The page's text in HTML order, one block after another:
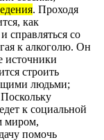
. Проходя
как
справляться со
к алкоголю. Он
источники
строить
людьми;
к социальной
миром,
помочь